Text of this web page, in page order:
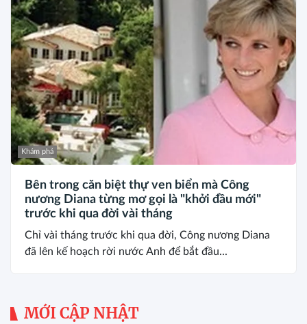
Khám phá
Bên trong căn biệt thự ven biển mà Công
nương Diana từng mơ gọi là "khởi đầu mới"
trước khi qua đời vài tháng
Chỉ vài tháng trước khi qua đời, Công nương Diana
đã lên kế hoạch rời nước Anh để bắt đầu...
MỚI CẬP NHẬT